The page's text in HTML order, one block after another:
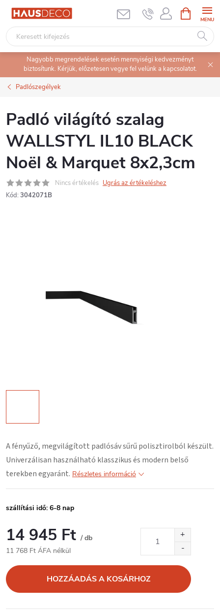
Ugrás
tartalomhoz
KOSÁR
Nagyobb megrendelések esetén mennyiségi kedvezményt
biztosítunk. Kérjük, előzetesen vegye fel velünk a kapcsolatot.
Padlószegélyek
Padló világító szalag
WALLSTYL IL10 BLACK
Noël & Marquet 8x2,3cm
Nincs értékelés Ugrás az értékeléshez
Kód: 3042071B
A fényűző, megvilágított padlósávsűrű polisztirolból készült.
Univerzálisan használható klasszikus és modern belső
terekben egyaránt. Részletes információ
szállítási idő: 6-8 nap
14 945 Ft / db
11 768 Ft ÁFA nélkül
HOZZÁADÁS A KOSÁRHOZ